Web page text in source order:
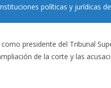
políticas y jurídicas
presidente del Tribunal
de la corte y las